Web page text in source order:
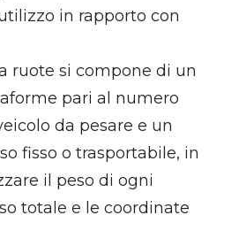
in rapporto con
ruote si compone di un
pari al numero
da pesare e un
fisso o trasportabile, in
il peso di ogni
totale e le coordinate